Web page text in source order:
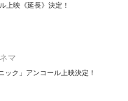
上映《延長》決定！
マ
ック」アンコール上映決定！